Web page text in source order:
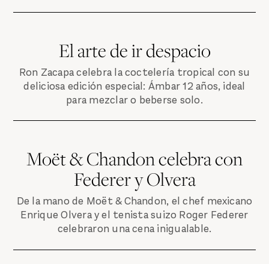
El arte de ir despacio
Ron Zacapa celebra la coctelería tropical con su
deliciosa edición especial: Ámbar 12 años, ideal
para mezclar o beberse solo.
Moët & Chandon celebra con
Federer y Olvera
De la mano de Moët & Chandon, el chef mexicano
Enrique Olvera y el tenista suizo Roger Federer
celebraron una cena inigualable.